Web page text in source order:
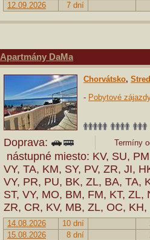
12.09.2026
7 dní
Apartmány DaMa
Chorvátsko,
- Pobytové
Doprava: Termíny
nástupné miesto: KV, SU,
VY, TA, KM, SY, PV, ZR, JI,
VY, PR, PU, BK, ZL, BA, TA,
ST, VY, MO, BM, FM, KT,
ZR, CR, KV, MB, ZL, OC,
14.08.2026 10 dní
15.08.2026
8 dní